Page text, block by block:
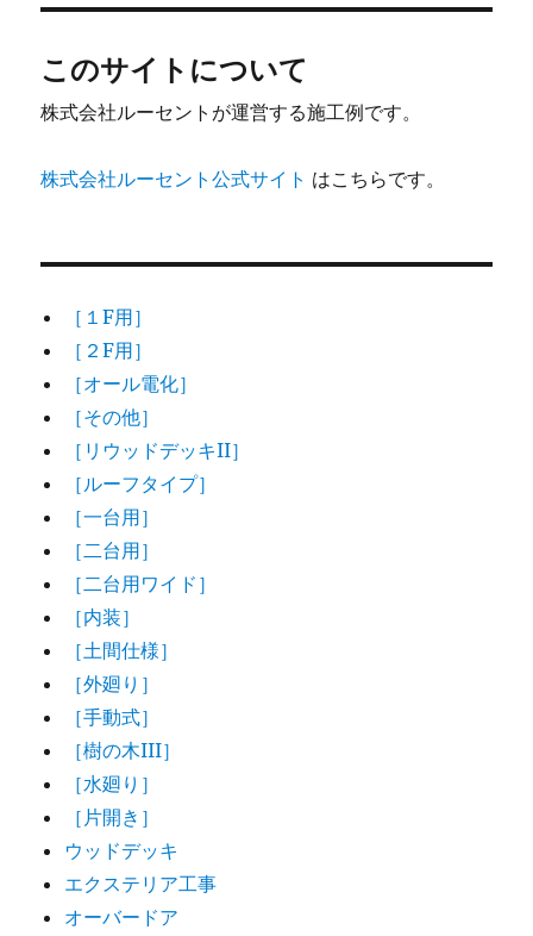
このサイトについて
株式会社ルーセントが運営する施工例です。
株式会社ルーセント公式サイト はこちらです。
［１F用］
［２F用］
［オール電化］
［その他］
［リウッドデッキII］
［ルーフタイプ］
［一台用］
［二台用］
［二台用ワイド］
［内装］
［土間仕様］
［外廻り］
［手動式］
［樹の木III］
［水廻り］
［片開き］
ウッドデッキ
エクステリア工事
オーバードア